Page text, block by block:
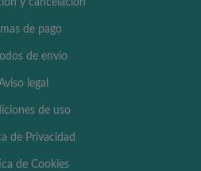
de pago
de envío
legal
de uso
de Privacidad
de Cookies